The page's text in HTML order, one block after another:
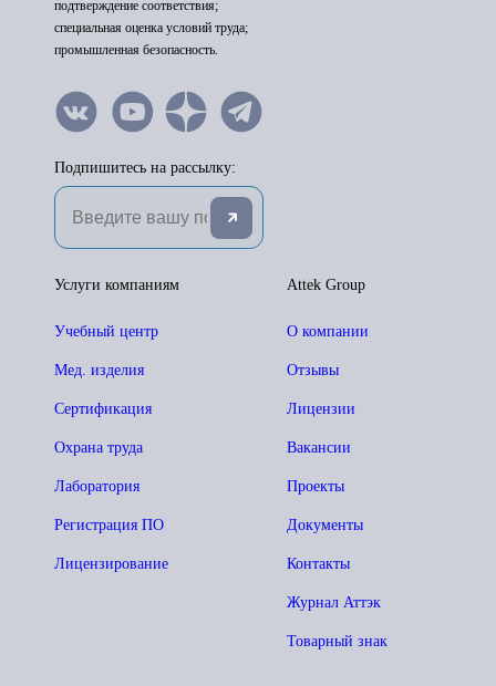
подтверждение соответствия;
специальная оценка условий труда;
промышленная безопасность.
Подпишитесь на рассылку:
Attek Group
О компании
Отзывы
Лицензии
Вакансии
Проекты
Документы
Контакты
Журнал Аттэк
Товарный знак
Услуги компаниям
Учебный центр
Мед. изделия
Сертификация
Охрана труда
Лаборатория
Регистрация ПО
Лицензирование